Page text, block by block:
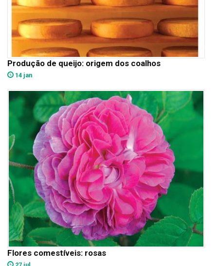
Produção de queijo: origem dos coalhos
14 jan
Flores comestíveis: rosas